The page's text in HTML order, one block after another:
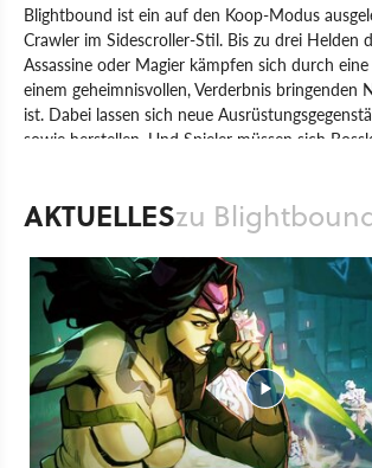
Blightbound ist ein auf den Koop-Modus
Crawler im Sidescroller-Stil. Bis zu drei Helden
Assassine oder Magier kämpfen sich durch
einem geheimnisvollen, Verderbnis bringenden
ist. Dabei lassen sich neue
sowie herstellen. Und Spieler müssen sich
Spiel PC Action-Rollenspiel Rollenspiel
Ronimo Games
Blightbound
AKTUELLESzu